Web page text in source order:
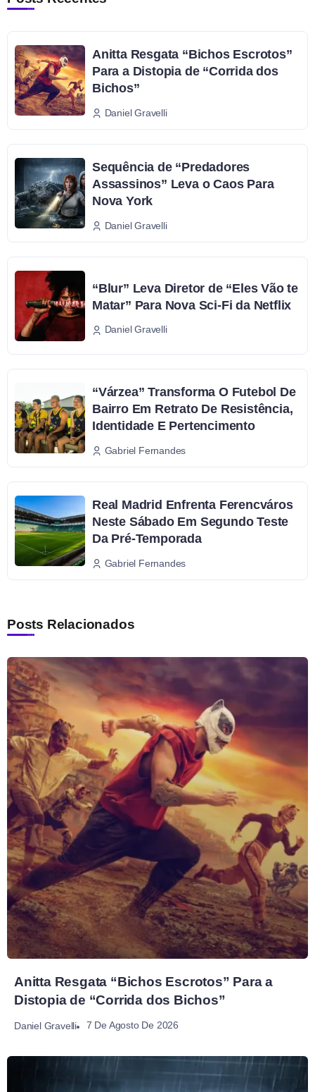
Anitta Resgata “Bichos Escrotos”
Para a Distopia de “Corrida dos
Bichos”
Daniel Gravelli
Sequência de “Predadores
Assassinos” Leva o Caos Para
Nova York
Daniel Gravelli
“Blur” Leva Diretor de “Eles Vão te
Matar” Para Nova Sci-Fi da Netflix
Daniel Gravelli
“Várzea” Transforma O Futebol De
Bairro Em Retrato De Resistência,
Identidade E Pertencimento
Gabriel Fernandes
Real Madrid Enfrenta Ferencváros
Neste Sábado Em Segundo Teste
Da Pré-Temporada
Gabriel Fernandes
Posts Relacionados
Anitta Resgata “Bichos Escrotos” Para a
Distopia de “Corrida dos Bichos”
Daniel Gravelli 7 De Agosto De 2026